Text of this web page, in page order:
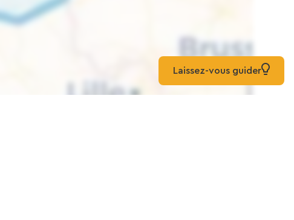
Laissez-vous guider